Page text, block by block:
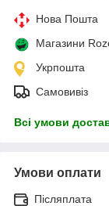
Нова Пошта
Магазини
Укрпошта
Самовивіз
Всі умови
Умови оплати
Післяплата